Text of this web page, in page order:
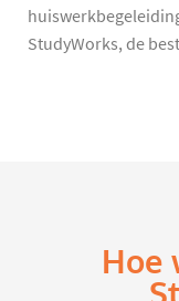
StudyWorks, de
Hoe